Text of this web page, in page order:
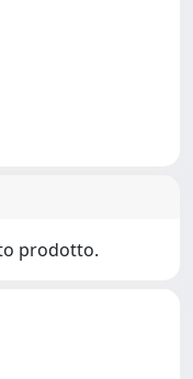
prodotto.